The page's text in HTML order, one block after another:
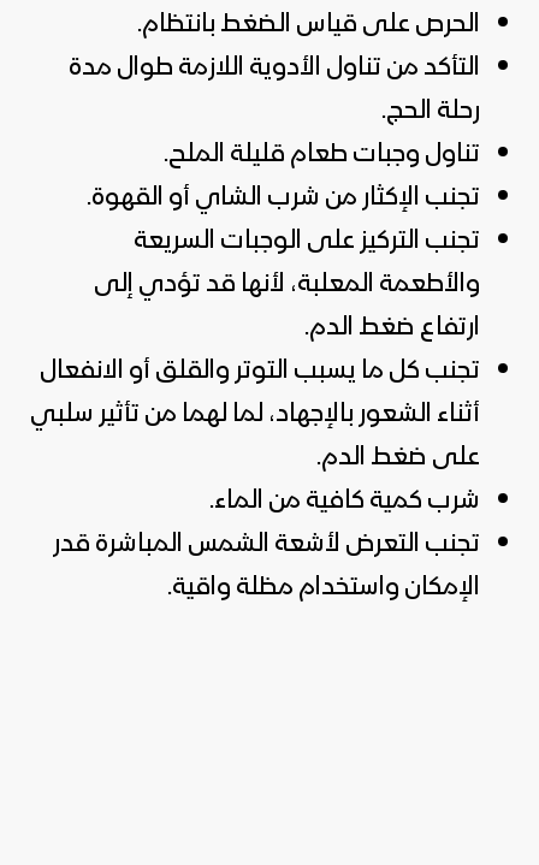
الحرص على قياس الضغط بانتظام.
التأكد من تناول الأدوية اللازمة طوال مدة
رحلة الحج.
تناول وجبات طعام قليلة الملح.
تجنب الإكثار من شرب الشاي أو القهوة.
تجنب التركيز على الوجبات السريعة
والأطعمة المعلبة، لأنها قد تؤدي إلى
ارتفاع ضغط الدم.
تجنب كل ما يسبب التوتر والقلق أو الانفعال
أثناء الشعور بالإجهاد، لما لهما من تأثير سلبي
على ضغط الدم.
شرب كمية كافية من الماء.
تجنب التعرض لأشعة الشمس المباشرة قدر
الإمكان واستخدام مظلة واقية.